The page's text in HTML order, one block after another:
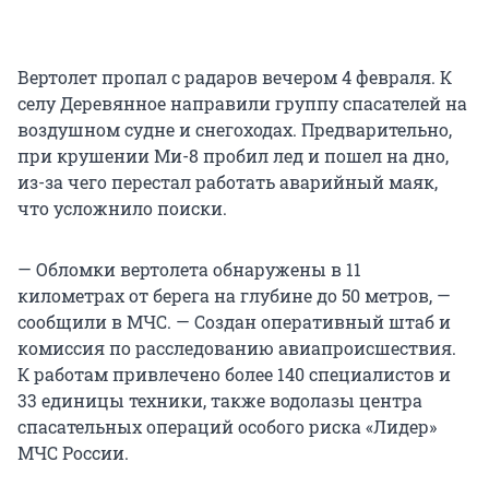
Вертолет пропал с радаров вечером 4 февраля. К
селу Деревянное направили группу спасателей на
воздушном судне и снегоходах. Предварительно,
при крушении Ми-8 пробил лед и пошел на дно,
из-за чего перестал работать аварийный маяк,
что усложнило поиски.
— Обломки вертолета обнаружены в 11
километрах от берега на глубине до 50 метров, —
сообщили в МЧС. — Создан оперативный штаб и
комиссия по расследованию авиапроисшествия.
К работам привлечено более 140 специалистов и
33 единицы техники, также водолазы центра
спасательных операций особого риска «Лидер»
МЧС России.